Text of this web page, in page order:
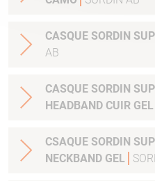
CASQUE SORDIN
AB
CASQUE SORDIN
HEADBAND CUIR GEL
CSAQUE SORDIN
NECKBAND GEL